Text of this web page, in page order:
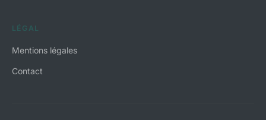
LÉGAL
Mentions légales
Contact